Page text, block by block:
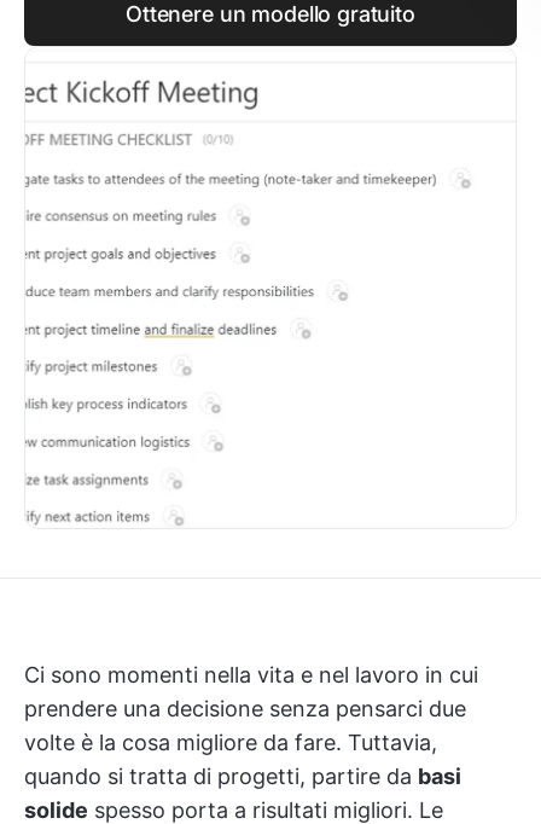
Ottenere un modello gratuito
Ci sono momenti nella vita e nel lavoro in cui
prendere una decisione senza pensarci due
volte è la cosa migliore da fare. Tuttavia,
quando si tratta di progetti, partire da basi
solide spesso porta a risultati migliori. Le